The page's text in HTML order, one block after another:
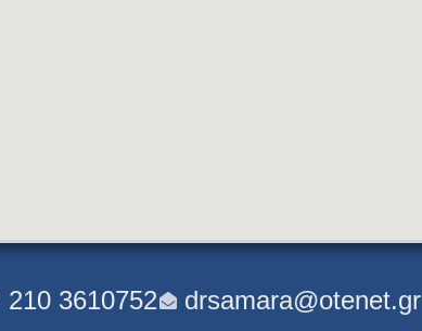
210 3610752 drsamara@otenet.gr